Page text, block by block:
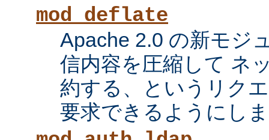
mod_deflate
Apache 2.0 の新モジ
信内容を圧縮して ネ
約する、というリク
要求できるようにし